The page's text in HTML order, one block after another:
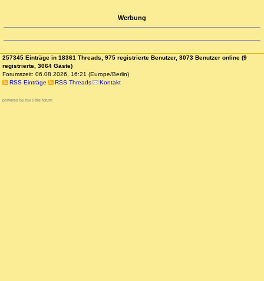
Werbung
257345 Einträge in 18361 Threads, 975 registrierte Benutzer, 3073 Benutzer online (9
registrierte, 3064 Gäste)
Forumszeit: 06.08.2026, 16:21 (Europe/Berlin)
RSS Einträge
RSS Threads Kontakt
powered by my little forum